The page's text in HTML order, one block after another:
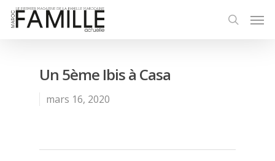
Un 5ème Ibis à Casa
mars 16, 2020